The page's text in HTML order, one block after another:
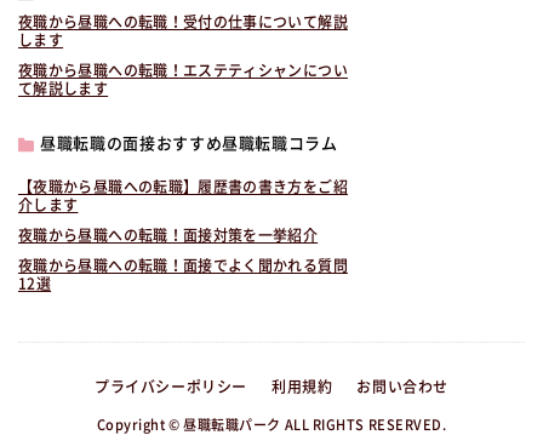
夜職から昼職への転職！受付の仕事について解説
します
夜職から昼職への転職！エステティシャンについ
て解説します
昼職転職の面接おすすめ昼職転職コラム
【夜職から昼職への転職】履歴書の書き方をご紹
介します
夜職から昼職への転職！面接対策を一挙紹介
夜職から昼職への転職！面接でよく聞かれる質問
12選
プライバシーポリシー 利用規約 お問い合わせ
Copyright © 昼職転職パーク ALL RIGHTS RESERVED.